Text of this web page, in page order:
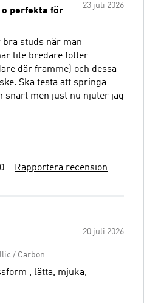
23 juli 2026
o perfekta för
bra studs när man
lite bredare fötter
där framme) och dessa
Ska testa att springa
snart men just nu njuter jag
0 Rapportera recension
20 juli 2026
/ Carbon
, lätta, mjuka,